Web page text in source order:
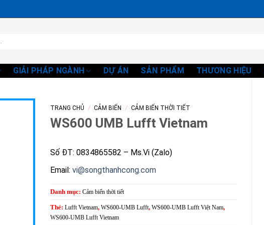
GIẢI PHÁP NGÀNH DỰ ÁN SẢN PHẨM THƯƠNG HIỆU
TRANG CHỦ / CẢM BIẾN / CẢM BIẾN THỜI TIẾT
WS600 UMB Lufft Vietnam
Số ĐT: 0834865582 – Ms.Vi (Zalo)
Email: vi@songthanhcong.com
Danh mục: Cảm biến thời tiết
Thẻ: Lufft Vietnam, WS600-UMB Lufft, WS600-UMB Lufft Việt Nam,
WS600-UMB Lufft Vietnam